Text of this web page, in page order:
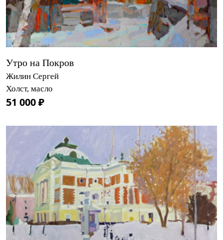
Утро на Покров
Жилин Сергей
Холст, масло
51 000 ₽